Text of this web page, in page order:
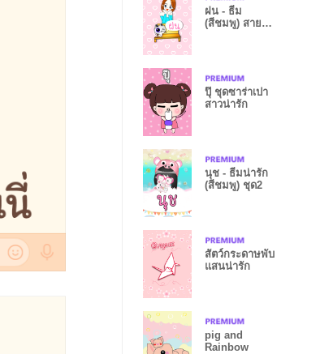
ฝน - ธีม
(สีชมพู) สาย
ปุ๊ ชุดซาร่าเปา
สาวน่ารัก
นุช - ธีมน่ารัก
(สีชมพู) ชุด2
สัตว์กระดาษพับ
แสนน่ารัก
pig and
Rainbow